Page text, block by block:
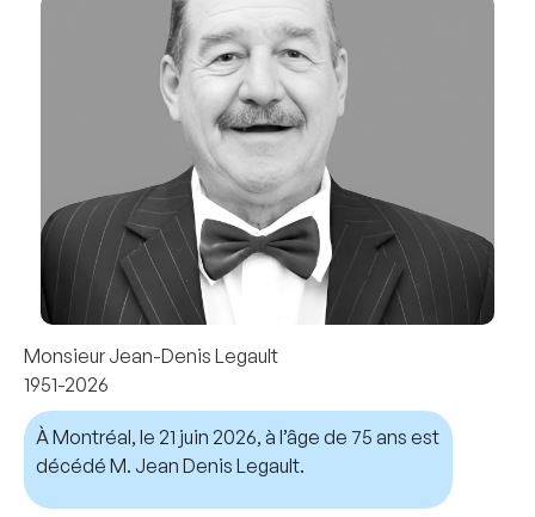
Monsieur Jean-Denis Legault
1951-2026
À Montréal, le 21 juin 2026, à l’âge de 75 ans est
décédé M. Jean Denis Legault.